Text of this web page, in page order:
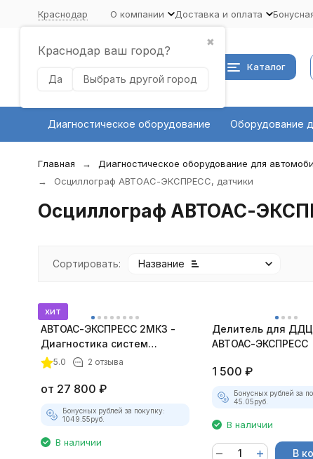
Краснодар
✖
Краснодар ваш город?
Да Выбрать другой город
О компании Доставка и оплата
Каталог
Диагностическое оборудование Оборудование
Главная Диагностическое оборудование для
Осциллограф АВТОАС-ЭКСПРЕСС, датчики
Осциллограф АВТОАС-
Сортировать: Название
хит
АВТОАС-ЭКСПРЕСС 2МК3 -
Диагностика систем
зажигания
5.0 2 отзыва
от 27 800 ₽
Бонусных рублей за покупку:
1049.55руб.
В наличии
Делитель для
АВТОАС-ЭКСПРЕСС
1 500 ₽
Бонусных рублей за
45.05руб.
В наличии
В